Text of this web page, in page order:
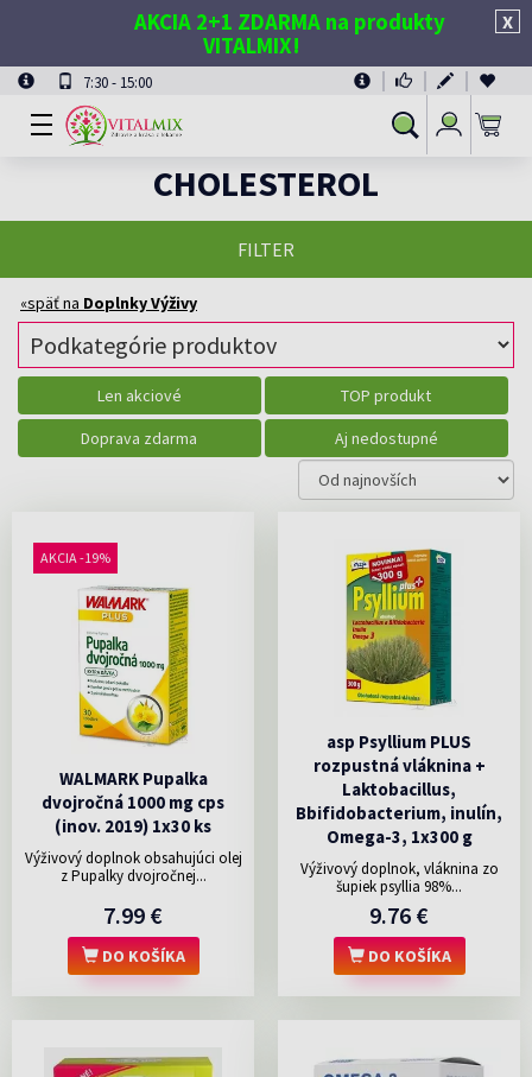
X
AKCIA 2+1 ZDARMA na produkty
VITALMIX!
7:30 - 15:00
Vyhľadávanie
Prihlásiť
sa
CHOLESTEROL
FILTER
«späť na Doplnky Výživy
Len akciové
TOP produkt
Doprava zdarma
Aj nedostupné
AKCIA -19%
WALMARK Pupalka
dvojročná 1000 mg cps
(inov. 2019) 1x30 ks
Výživový doplnok obsahujúci olej
z Pupalky dvojročnej...
7.99 €
DO KOŠÍKA
asp Psyllium PLUS
rozpustná vláknina +
Laktobacillus,
Bbifidobacterium, inulín,
Omega-3, 1x300 g
Výživový doplnok, vláknina zo
šupiek psyllia 98%...
9.76 €
DO KOŠÍKA